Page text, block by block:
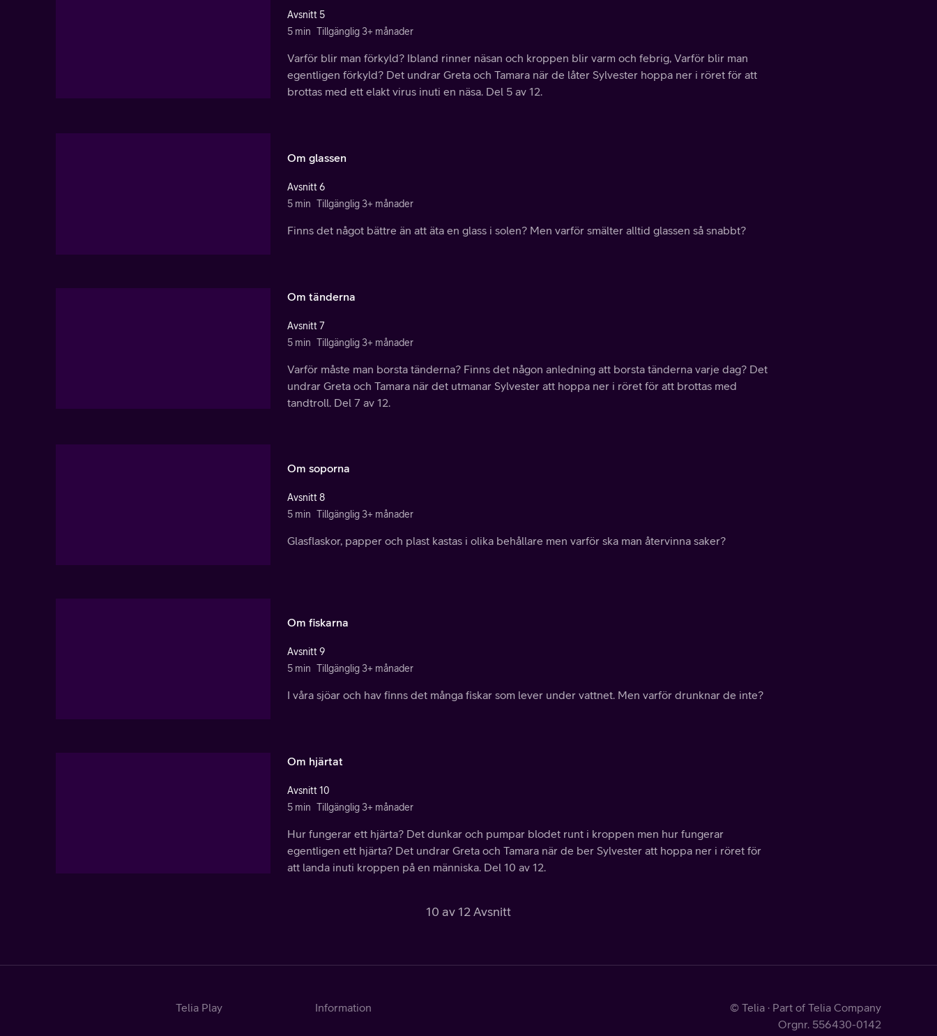
Avsnitt 5
5 min Tillgänglig 3+ månader
Varför blir man förkyld? Ibland rinner näsan och kroppen blir varm och febrig, Varför blir man
egentligen förkyld? Det undrar Greta och Tamara när de låter Sylvester hoppa ner i röret för att
brottas med ett elakt virus inuti en näsa. Del 5 av 12.
Om glassen
Avsnitt 6
5 min Tillgänglig 3+ månader
Finns det något bättre än att äta en glass i solen? Men varför smälter alltid glassen så snabbt?
Om tänderna
Avsnitt 7
5 min Tillgänglig 3+ månader
Varför måste man borsta tänderna? Finns det någon anledning att borsta tänderna varje dag? Det
undrar Greta och Tamara när det utmanar Sylvester att hoppa ner i röret för att brottas med
tandtroll. Del 7 av 12.
Om soporna
Avsnitt 8
5 min Tillgänglig 3+ månader
Glasflaskor, papper och plast kastas i olika behållare men varför ska man återvinna saker?
Om fiskarna
Avsnitt 9
5 min Tillgänglig 3+ månader
I våra sjöar och hav finns det många fiskar som lever under vattnet. Men varför drunknar de inte?
Om hjärtat
Avsnitt 10
5 min Tillgänglig 3+ månader
Hur fungerar ett hjärta? Det dunkar och pumpar blodet runt i kroppen men hur fungerar
egentligen ett hjärta? Det undrar Greta och Tamara när de ber Sylvester att hoppa ner i röret för
att landa inuti kroppen på en människa. Del 10 av 12.
10 av 12 Avsnitt
Telia Play
Information
© Telia · Part of Telia Company
Orgnr. 556430-0142